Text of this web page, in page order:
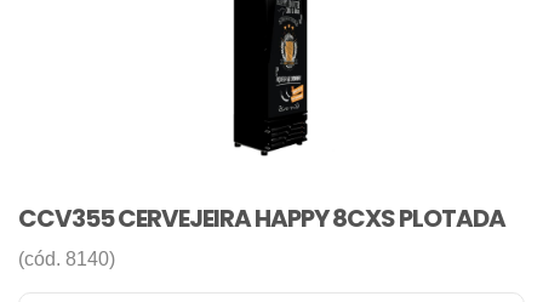
CCV355 CERVEJEIRA HAPPY 8CXS PLOTADA
(cód. 8140)